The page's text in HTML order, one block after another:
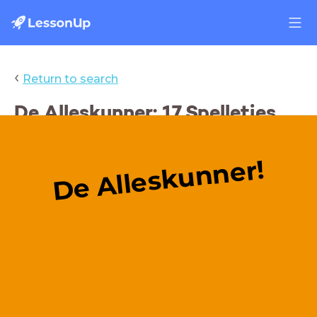
‹ Return to search
De Alleskunner: 17 Spelletjes
De Alleskunner!